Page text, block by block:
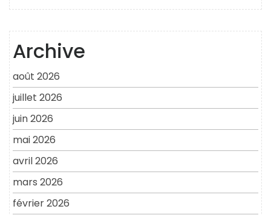
Archive
août 2026
juillet 2026
juin 2026
mai 2026
avril 2026
mars 2026
février 2026